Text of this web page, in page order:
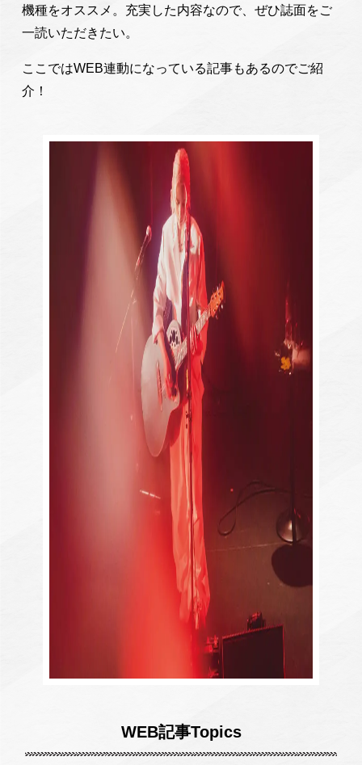
機種をオススメ。充実した内容なので、ぜひ誌面をご
一読いただきたい。
ここではWEB連動になっている記事もあるのでご紹
介！
WEB記事Topics